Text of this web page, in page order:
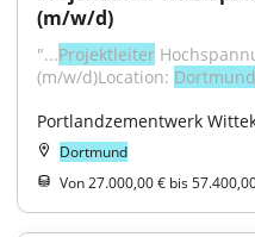
(m/w/d)
"...Projektleiter
(m/w/d)Location: Dortmund
Portlandzementwerk
Dortmund
Von 27.000,00 € bis